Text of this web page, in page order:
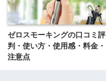
ゼロスモーキングの口コミ評
判・使い方・使用感・料金・
注意点